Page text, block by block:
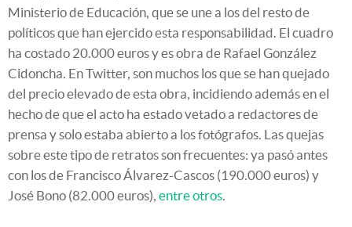
Ministerio de Educación, que se une a los del resto de
políticos que han ejercido esta responsabilidad. El cuadro
ha costado 20.000 euros y es obra de Rafael González
Cidoncha. En Twitter, son muchos los que se han quejado
del precio elevado de esta obra, incidiendo además en el
hecho de que el acto ha estado vetado a redactores de
prensa y solo estaba abierto a los fotógrafos. Las quejas
sobre este tipo de retratos son frecuentes: ya pasó antes
con los de Francisco Álvarez-Cascos (190.000 euros) y
José Bono (82.000 euros), entre otros.